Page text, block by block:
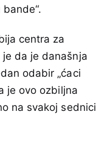
centra za
je da je današnja
odabir „ćaci
je ovo ozbiljna
na svakoj sednici